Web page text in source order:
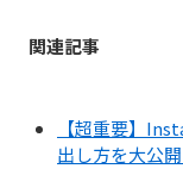
関連記事
【超重要】
出し方を大公開